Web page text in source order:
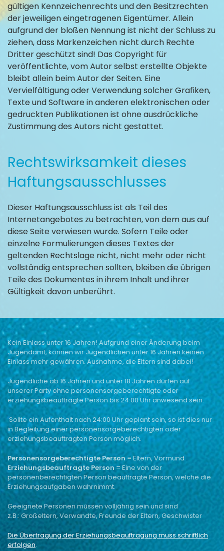
gültigen Kennzeichenrechts und den Besitzrechten
der jeweiligen eingetragenen Eigentümer. Allein
aufgrund der bloßen Nennung ist nicht der Schluss zu
ziehen, dass Markenzeichen nicht durch Rechte
Dritter geschützt sind! Das Copyright für
veröffentlichte, vom Autor selbst erstellte Objekte
bleibt allein beim Autor der Seiten. Eine
Vervielfältigung oder Verwendung solcher Grafiken,
Texte und Software in anderen elektronischen oder
gedruckten Publikationen ist ohne ausdrückliche
Zustimmung des Autors nicht gestattet.
Rechtswirksamkeit dieses
Haftungsausschlusses
Dieser Haftungsausschluss ist als Teil des
Internetangebotes zu betrachten, von dem aus auf
diese Seite verwiesen wurde. Sofern Teile oder
einzelne Formulierungen dieses Textes der
geltenden Rechtslage nicht, nicht mehr oder nicht
vollständig entsprechen sollten, bleiben die übrigen
Teile des Dokumentes in ihrem Inhalt und ihrer
Gültigkeit davon unberührt.
Kein Einlass unter 16 Jahren! Aufgrund einer Änderung beim
Jugendamt, können wir Jugendlichen unter 16 Jahren keinen
Einlass mehr gewähren.Ausnahme, die Eltern sind dabei!
Jugendliche ab 16 Jahren und unter 18 Jahren dürfen auf
unserer Party ohne personensorgeberechtigte oder
erziehungsbeauftragte Person bis 24:00 Uhr anwesend sein.
Sollte ein Aufenthalt nach 24:00 Uhr geplant sein, so ist dies nur
in Begleitung einer personensorgeberechtigten oder
erziehungsbeauftragten Person möglich.
Personensorgeberechtigte Person= Eltern, Vormund
Erziehungsbeauftragte Person= Eine von der
personenberechtigten Person beauftragte Person, welche die
Erziehungsaufgaben wahrnimmt.
Geeignete Personen müssen volljährig sein und sind
z.B.:Großeltern, Verwandte,Freunde der Eltern,Geschwister
Die Übertragung der Erziehungsbeauftragung muss schriftlich
erfolgen.